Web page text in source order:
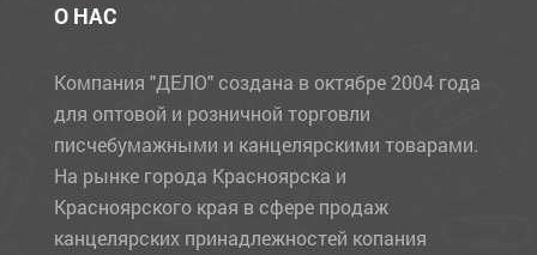
О НАС
Компания "ДЕЛО" создана в октябре 2004 года
для оптовой и розничной торговли
писчебумажными и канцелярскими товарами.
На рынке города Красноярска и
Красноярского края в сфере продаж
канцелярских принадлежностей копания